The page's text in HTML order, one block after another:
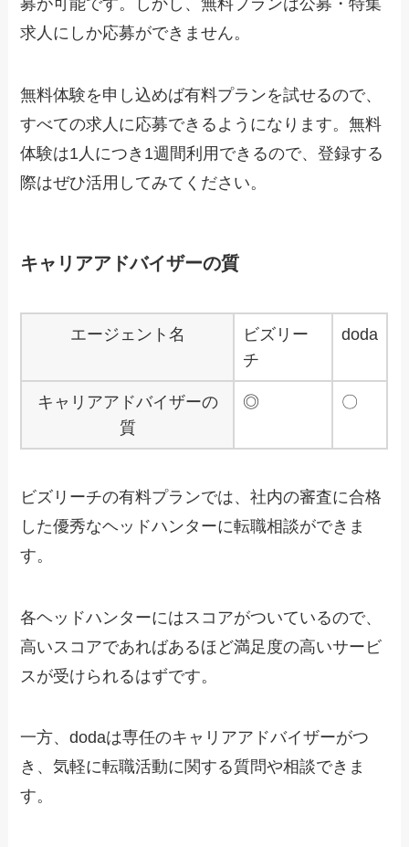
募が可能です。しかし 、無料プランは公募・特集
求人にしか応募ができません。
無料体験を申し込めば有料プランを試せるので、
すべての求人に応募できるようになります。無料
体験は1人につき1週間利用できるので、登録する
際はぜひ活用してみてください。
キャリアアドバイザーの質
エージェント名
ビズリー
チ
doda
キャリアアドバイザーの
質
◎ 〇
ビズリーチの有料プランでは、社内の審査に合格
した優秀なヘッドハンターに転職相談ができま
す。
各ヘッドハンターにはスコアがついているので、
高いスコアであればあるほど満足度の高いサービ
スが受けられるはずです。
一方、dodaは専任のキャリアアドバイザーがつ
き、気軽に転職活動に関する質問や相談できま
す。